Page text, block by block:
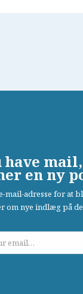
have
en ny
mail-adresse for at
om nye indlæg på